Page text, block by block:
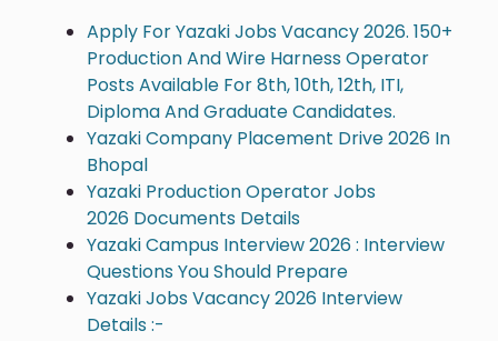
Apply For Yazaki Jobs Vacancy 2026. 150+
Production And Wire Harness Operator
Posts Available For 8th, 10th, 12th, ITI,
Diploma And Graduate Candidates.
Yazaki Company Placement Drive 2026 In
Bhopal
Yazaki Production Operator Jobs
2026 Documents Details
Yazaki Campus Interview 2026 : Interview
Questions You Should Prepare
Yazaki Jobs Vacancy 2026 Interview
Details :-